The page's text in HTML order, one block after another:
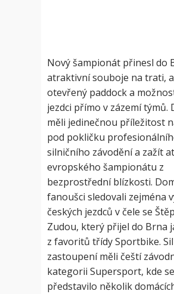
Nový šampionát přinesl do
atraktivní souboje na trati,
otevřený paddock a
jezdci přímo v zázemí týmů.
měli jedinečnou příležitost
pod pokličku
silničního závodění a zažít
evropského šampionátu z
bezprostřední blízkosti.
fanoušci sledovali zejména
českých jezdců v čele se
Zudou, který přijel do Brna
z favoritů třídy Sportbike.
zastoupení měli čeští
kategorii Supersport, kde se
představilo několik